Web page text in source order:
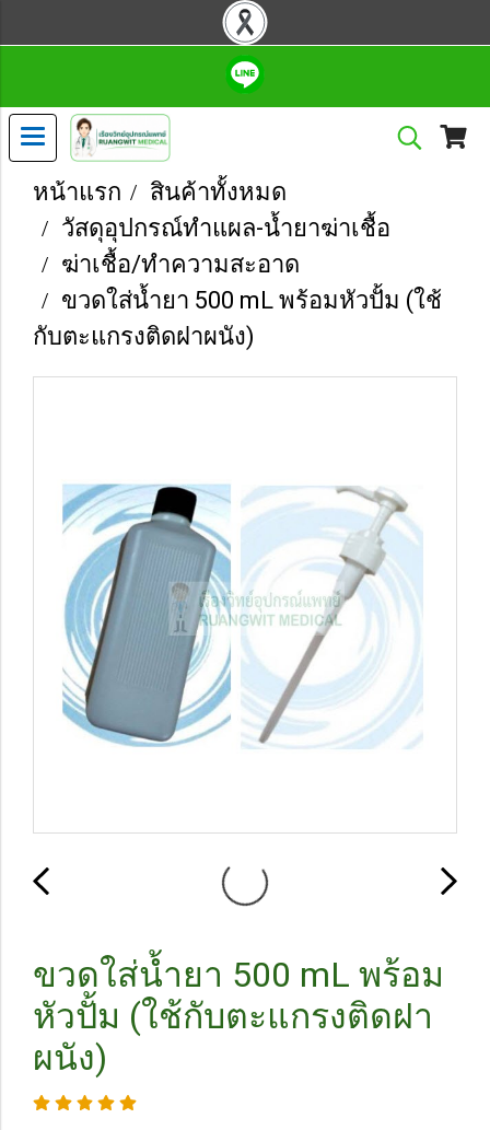
หน้าแรก
สินค้าทั้งหมด
วัสดุอุปกรณ์ทำแผล-น้ำยาฆ่าเชื้อ
ฆ่าเชื้อ/ทำความสะอาด
ขวดใส่น้ำยา 500 mL พร้อมหัวปั้ม (ใช้
กับตะแกรงติดฝาผนัง)
ขวดใส่น้ำยา 500 mL พร้อม
หัวปั้ม (ใช้กับตะแกรงติดฝา
ผนัง)